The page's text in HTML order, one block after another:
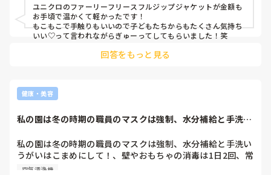
ユニクロのファーリーフリースフルジップジャケットが金額も
お手頃で温かくて軽かったです！
もこもこで手触りもいいので子どもたちからもたくさん気持ち
いい♡って言われながらぎゅーってしてもらいました！笑
回答をもっと見る
健康・美容
私の園は冬の時期の職員のマスクは強制、水分補給と手洗い
私の園は冬の時期の職員のマスクは強制、水分補給と手洗い
うがいはこまめにして！、壁やおもちゃの消毒は1日2回、常
に加湿器と空気清浄機が稼働している園なのですがそれでも
空気清浄機